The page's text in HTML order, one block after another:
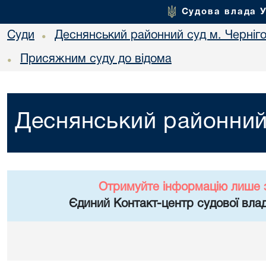
Судова влада
Суди • Деснянський районний суд м.
• Присяжним суду до відома
Деснянський
Отримуйте інформацію лише
Єдиний Контакт-центр судової